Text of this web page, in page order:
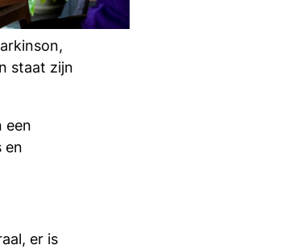
staat zijn
een
en
er is